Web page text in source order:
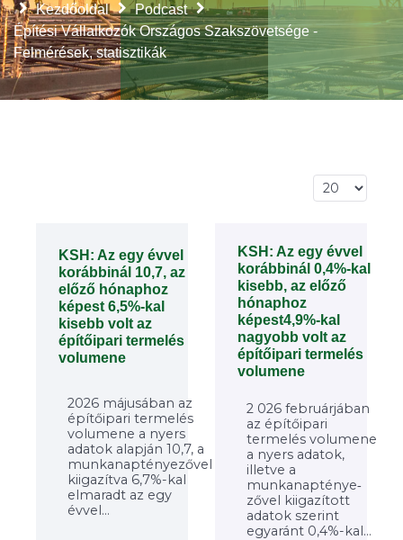
Kezdőoldal
Podcast
Építési Vállalkozók Országos Szakszövetsége -
Felmérések, statisztikák
Tételek #
KSH: Az egy évvel
korábbinál 10,7, az
előző hónaphoz
képest 6,5%-kal
kisebb volt az
építőipari termelés
volumene
2026 májusában az
építőipari termelés
volumene a nyers
adatok alapján 10,7, a
munkanaptényezővel
kiigazítva 6,7%-kal
elmaradt az egy
évvel...
KSH: Az egy évvel
korábbinál 0,4%-kal
kisebb, az előző
hónaphoz
képest4,9%-kal
nagyobb volt az
építőipari termelés
volumene
2 026 februárjában
az építőipari
termelés volumene
a nyers adatok,
illetve a
munkanapténye‐
zővel kiigazított
adatok szerint
egyaránt 0,4%-kal...